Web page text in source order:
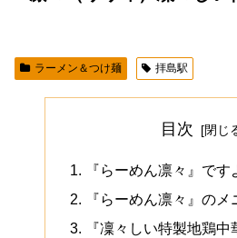
ラーメン＆つけ麺 拝島駅
目次
『らーめん凛々』です
『らーめん凛々』の
『凜々しい特製地鶏